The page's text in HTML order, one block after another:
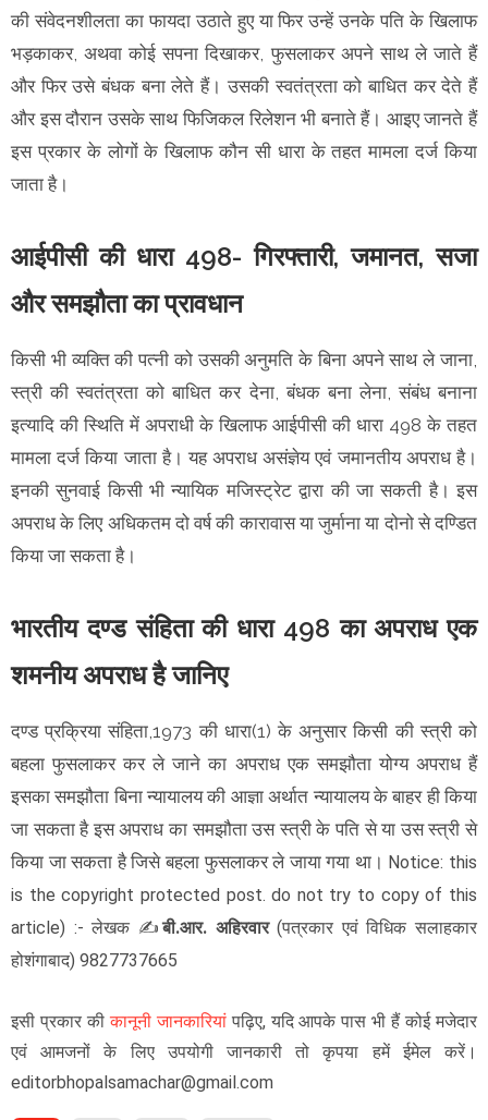
की संवेदनशीलता का फायदा उठाते हुए या फिर उन्हें उनके पति के खिलाफ
भड़काकर, अथवा कोई सपना दिखाकर, फुसलाकर अपने साथ ले जाते हैं
और फिर उसे बंधक बना लेते हैं। उसकी स्वतंत्रता को बाधित कर देते हैं
और इस दौरान उसके साथ फिजिकल रिलेशन भी बनाते हैं। आइए जानते हैं
इस प्रकार के लोगों के खिलाफ कौन सी धारा के तहत मामला दर्ज किया
जाता है।
आईपीसी की धारा 498- गिरफ्तारी, जमानत, सजा
और समझौता का प्रावधान
किसी भी व्यक्ति की पत्नी को उसकी अनुमति के बिना अपने साथ ले जाना,
स्त्री की स्वतंत्रता को बाधित कर देना, बंधक बना लेना, संबंध बनाना
इत्यादि की स्थिति में अपराधी के खिलाफ आईपीसी की धारा 498 के तहत
मामला दर्ज किया जाता है। यह अपराध असंज्ञेय एवं जमानतीय अपराध है।
इनकी सुनवाई किसी भी न्यायिक मजिस्ट्रेट द्वारा की जा सकती है। इस
अपराध के लिए अधिकतम दो वर्ष की कारावास या जुर्माना या दोनो से दण्डित
किया जा सकता है।
भारतीय दण्ड संहिता की धारा 498 का अपराध एक
शमनीय अपराध है जानिए
दण्ड प्रक्रिया संहिता,1973 की धारा(1) के अनुसार किसी की स्त्री को
बहला फुसलाकर कर ले जाने का अपराध एक समझौता योग्य अपराध हैं
इसका समझौता बिना न्यायालय की आज्ञा अर्थात न्यायालय के बाहर ही किया
जा सकता है इस अपराध का समझौता उस स्त्री के पति से या उस स्त्री से
किया जा सकता है जिसे बहला फुसलाकर ले जाया गया था। Notice: this
is the copyright protected post. do not try to copy of this
article) :- लेखक ✍️बी.आर. अहिरवार (पत्रकार एवं विधिक सलाहकार
होशंगाबाद) 9827737665
इसी प्रकार कीकानूनी जानकारियांपढ़िए, यदि आपके पास भी हैं कोई मजेदार
एवं आमजनों के लिए उपयोगी जानकारी तो कृपया हमें ईमेल करें।
editorbhopalsamachar@gmail.com